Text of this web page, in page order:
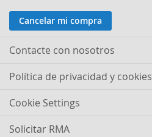
Cancelar mi compra
Contacte con nosotros
Política de privacidad y cookies
Cookie Settings
Solicitar RMA